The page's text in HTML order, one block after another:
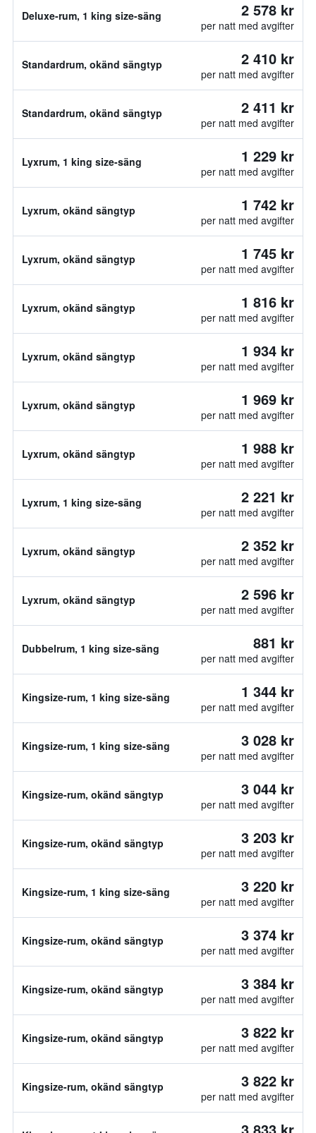
Deluxe-rum, 1 king size-säng 2 578 kr
per natt med avgifter
Standardrum, okänd sängtyp 2 410 kr
per natt med avgifter
Standardrum, okänd sängtyp 2 411 kr
per natt med avgifter
Lyxrum, 1 king size-säng 1 229 kr
per natt med avgifter
Lyxrum, okänd sängtyp 1 742 kr
per natt med avgifter
Lyxrum, okänd sängtyp 1 745 kr
per natt med avgifter
Lyxrum, okänd sängtyp 1 816 kr
per natt med avgifter
Lyxrum, okänd sängtyp 1 934 kr
per natt med avgifter
Lyxrum, okänd sängtyp 1 969 kr
per natt med avgifter
Lyxrum, okänd sängtyp 1 988 kr
per natt med avgifter
Lyxrum, 1 king size-säng 2 221 kr
per natt med avgifter
Lyxrum, okänd sängtyp 2 352 kr
per natt med avgifter
Lyxrum, okänd sängtyp 2 596 kr
per natt med avgifter
Dubbelrum, 1 king size-säng 881 kr
per natt med avgifter
Kingsize-rum, 1 king size-säng 1 344 kr
per natt med avgifter
Kingsize-rum, 1 king size-säng 3 028 kr
per natt med avgifter
Kingsize-rum, okänd sängtyp 3 044 kr
per natt med avgifter
Kingsize-rum, okänd sängtyp 3 203 kr
per natt med avgifter
Kingsize-rum, 1 king size-säng 3 220 kr
per natt med avgifter
Kingsize-rum, okänd sängtyp 3 374 kr
per natt med avgifter
Kingsize-rum, okänd sängtyp 3 384 kr
per natt med avgifter
Kingsize-rum, okänd sängtyp 3 822 kr
per natt med avgifter
Kingsize-rum, okänd sängtyp 3 822 kr
per natt med avgifter